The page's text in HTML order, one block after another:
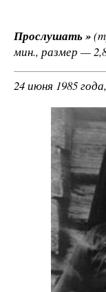
Прослушать »
мин., размер —
24 июня 1985